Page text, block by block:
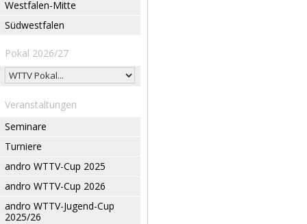
Westfalen-Mitte
Südwestfalen
Pokal 2026/27
Veranstaltungen
Seminare
Turniere
andro WTTV-Cup 2025
andro WTTV-Cup 2026
andro WTTV-Jugend-Cup
2025/26